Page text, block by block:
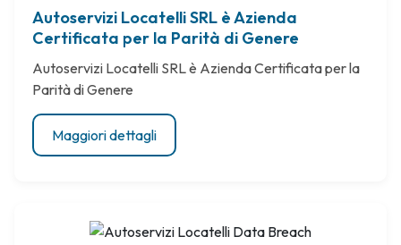
Autoservizi Locatelli SRL è Azienda
Certificata per la Parità di Genere
Autoservizi Locatelli SRL è Azienda Certificata per la
Parità di Genere
Maggiori dettagli